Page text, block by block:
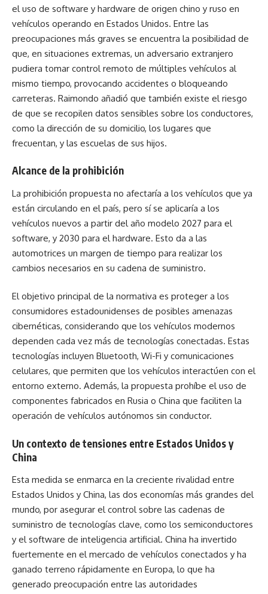
el uso de software y hardware de origen chino y ruso en
vehículos operando en Estados Unidos. Entre las
preocupaciones más graves se encuentra la posibilidad de
que, en situaciones extremas, un adversario extranjero
pudiera tomar control remoto de múltiples vehículos al
mismo tiempo, provocando accidentes o bloqueando
carreteras. Raimondo añadió que también existe el riesgo
de que se recopilen datos sensibles sobre los conductores,
como la dirección de su domicilio, los lugares que
frecuentan, y las escuelas de sus hijos.
Alcance de la prohibición
La prohibición propuesta no afectaría a los vehículos que ya
están circulando en el país, pero sí se aplicaría a los
vehículos nuevos a partir del año modelo 2027 para el
software, y 2030 para el hardware. Esto da a las
automotrices un margen de tiempo para realizar los
cambios necesarios en su cadena de suministro.
El objetivo principal de la normativa es proteger a los
consumidores estadounidenses de posibles amenazas
cibernéticas, considerando que los vehículos modernos
dependen cada vez más de tecnologías conectadas. Estas
tecnologías incluyen Bluetooth, Wi-Fi y comunicaciones
celulares, que permiten que los vehículos interactúen con el
entorno externo. Además, la propuesta prohíbe el uso de
componentes fabricados en Rusia o China que faciliten la
operación de vehículos autónomos sin conductor.
Un contexto de tensiones entre Estados Unidos y
China
Esta medida se enmarca en la creciente rivalidad entre
Estados Unidos y China, las dos economías más grandes del
mundo, por asegurar el control sobre las cadenas de
suministro de tecnologías clave, como los semiconductores
y el software de inteligencia artificial. China ha invertido
fuertemente en el mercado de vehículos conectados y ha
ganado terreno rápidamente en Europa, lo que ha
generado preocupación entre las autoridades